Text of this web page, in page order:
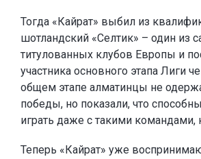
Тогда «Кайрат» выбил из
шотландский «Селтик» – один из
титулованных клубов Европы и
участника основного этапа Лиги
общем этапе алматинцы не
победы, но показали, что
играть даже с такими командами,
Теперь «Кайрат» уже